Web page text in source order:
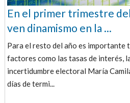
En el primer trimestre
ven dinamismo en la ...
Para el resto del año es importante
factores como las tasas de interés,
incertidumbre electoral María
días de termi...